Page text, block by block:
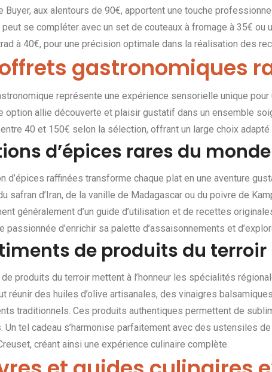
Buyer, aux alentours de 90€, apportent une touche
se compléter avec un set de couteaux à fromage à 35€ ou
à 40€, pour une précision optimale dans la réalisation des
gastronomiques
représente une expérience sensorielle unique pour
option allie découverte et plaisir gustatif dans un ensemble
40 et 150€ selon la sélection, offrant un large choix
d’épices rares du monde
d’épices raffinées transforme chaque plat en une aventure
safran d’Iran, de la vanille de Madagascar ou du poivre de
généralement d’un guide d’utilisation et de recettes
passionnée d’enrichir sa palette d’assaisonnements et
de produits du terroir
produits du terroir mettent à l’honneur les spécialités
réunir des huiles d’olive artisanales, des vinaigres
traditionnels. Ces produits authentiques permettent de
Un tel cadeau s’harmonise parfaitement avec des ustensiles
créant ainsi une expérience culinaire complète.